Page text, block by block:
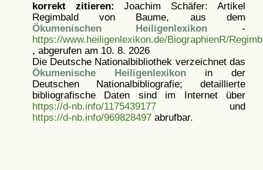
korrekt zitieren: Joachim Schäfer: Artikel
Regimbald von Baume, aus dem
Ökumenischen Heiligenlexikon -
https://www.heiligenlexikon.de/BiographienR/
, abgerufen am 10. 8. 2026
Die Deutsche Nationalbibliothek verzeichnet das
Ökumenische Heiligenlexikonin der
Deutschen Nationalbibliografie; detaillierte
bibliografische Daten sind im Internet über
https://d-nb.info/1175439177und
https://d-nb.info/969828497abrufbar.